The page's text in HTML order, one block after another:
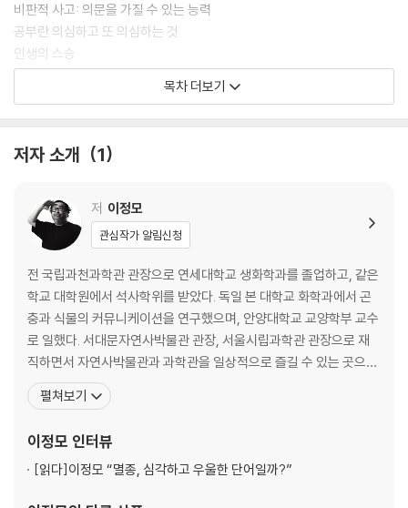
비판적 사고: 의문을 가질 수 있는 능력
공부란 의심하고 또 의심하는 것
인생의 스승
약육강식에 대한 오해
진정한 승자
참새도 관찰을 한다
13일의 금요일
모험심: 스스로 인생을 개척해나가는 능력
화성에서 보낸 15년
쓸데없는 일을 잔뜩 하지 않으면
청소로 돕고 있다
얼른 포기하거나
자잘한 목표
목차 더보기
저자 소개 1
저 이정모
관심작가 알림신청
전 국립과천과학관 관장으로 연세대학교 생화학과를 졸업하고, 같은
학교 대학원에서 석사학위를 받았다. 독일 본 대학교 화학과에서 곤
충과 식물의 커뮤니케이션을 연구했으며, 안양대학교 교양학부 교수
로 일했다. 서대문자연사박물관 관장, 서울시립과학관 관장으로 재
직하면서 자연사박물관과 과학관을 일상적으로 즐길 수 있는 곳으로
만들고자 노력해왔다. 2019년 교양과학서를 저술 또는 번역하고, 자
연사박물관과 과학관의 새로운 모델을 구현해 과학의 대중화에 기여
어렵습니다만』, 『과학자를 울린 과학책』(공저), 『공생 멸종
펼쳐보기
이정모 인터뷰
[읽다]이정모 “멸종, 심각하고 우울한 단어일까?”